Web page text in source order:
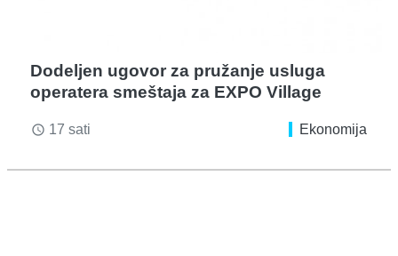
Dodeljen ugovor za pružanje usluga
operatera smeštaja za EXPO Village
access_time 17 sati Ekonomija